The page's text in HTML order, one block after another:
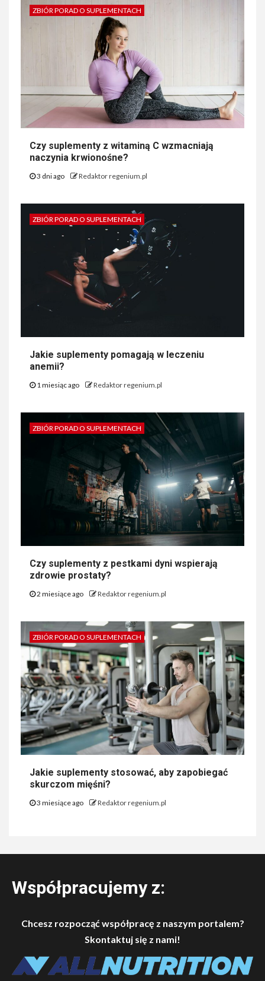
ZBIÓR PORAD O SUPLEMENTACH
Czy suplementy z witaminą C wzmacniają
naczynia krwionośne?
3 dni ago Redaktor regenium.pl
ZBIÓR PORAD O SUPLEMENTACH
Jakie suplementy pomagają w leczeniu
anemii?
1 miesiąc ago Redaktor regenium.pl
ZBIÓR PORAD O SUPLEMENTACH
Czy suplementy z pestkami dyni wspierają
zdrowie prostaty?
2 miesiące ago Redaktor regenium.pl
ZBIÓR PORAD O SUPLEMENTACH
Jakie suplementy stosować, aby zapobiegać
skurczom mięśni?
3 miesiące ago Redaktor regenium.pl
Współpracujemy z:
Chcesz rozpocząć współpracę z naszym portalem?
Skontaktuj się z nami!